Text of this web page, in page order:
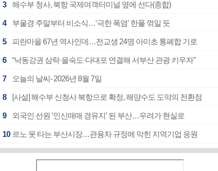
3 해수부 청사, 북항 국제여객터미널 옆에 선다(종합)
4 부울경 주말부터 비소식…‘극한 폭염’ 한풀 꺾일 듯
5 피란마을 67년 역사인데…전교생 24명 아미초 통폐합 기로
6 “낙동강권 삼락·을숙도·다대포 연결해 서부산 관광 키우자”
7 오늘의 날씨- 2026년 8월 7일
8 [사설] 해수부 신청사 북항으로 확정, 해양수도 도약의 전환점
9 외국인 선원 ‘인신매매 경유지’ 된 부산…우려가 현실로
10 르노 못 타는 부산시장…관용차 규정에 막힌 지역기업 응원